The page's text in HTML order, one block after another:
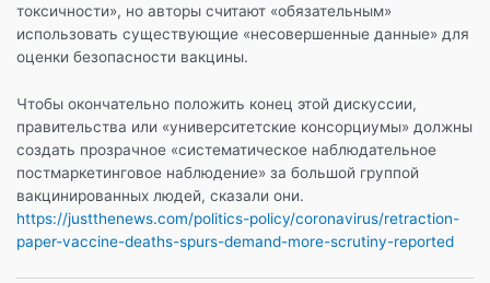
токсичности», но авторы считают «обязательным»
использовать существующие «несовершенные данные» для
оценки безопасности вакцины.
Чтобы окончательно положить конец этой дискуссии,
правительства или «университетские консорциумы» должны
создать прозрачное «систематическое наблюдательное
постмаркетинговое наблюдение» за большой группой
вакцинированных людей, сказали они.
https://justthenews.com/politics-policy/coronavirus/retraction-
paper-vaccine-deaths-spurs-demand-more-scrutiny-reported